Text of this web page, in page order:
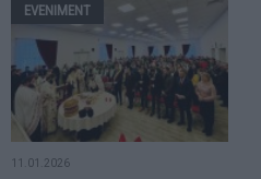
EVENIMENT
11.01.2026